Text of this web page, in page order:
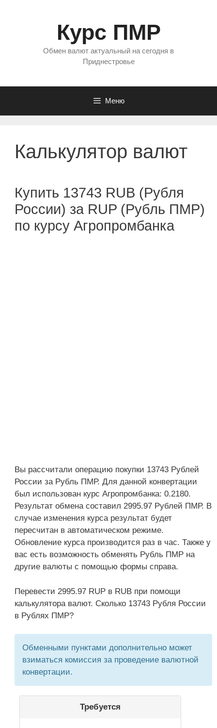
Курс ПМР
Обмен валют актуальный на сегодня в
Приднестровье
Меню
Калькулятор валют
Купить 13743 RUB (Рубля
России) за RUP (Рубль ПМР)
по курсу Агропромбанка
Вы рассчитали операцию покупки 13743 Рублей
России за Рубль ПМР. Для данной конвертации
был использован курс Агропромбанка: 0.2180.
Результат обмена составил 2995.97 Рублей ПМР. В
случае изменения курса результат будет
пересчитан в автоматическом режиме.
Обновление курса производится раз в час. Также у
вас есть возможность обменять Рубль ПМР на
другие валюты с помощью формы справа.
Перевести 2995.97 RUP в RUB при помощи
калькулятора валют. Сколько 13743 Рубля России
в Рублях ПМР?
Обменными пунктами дополнительно может
взиматься комиссия за проведение валютной
конвертации.
Требуется